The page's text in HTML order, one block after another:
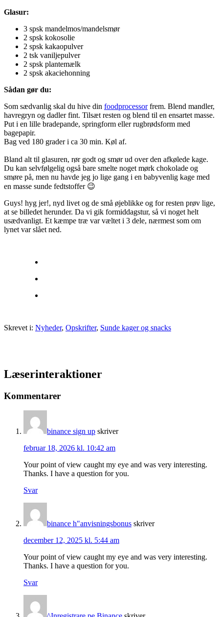
Glasur:
3 spsk mandelmos/mandelsmør
2 spsk kokosolie
2 spsk kakaopulver
2 tsk vaniljepulver
2 spsk plantemælk
2 spsk akaciehonning
Sådan gør du:
Som sædvanlig skal du hive din foodprocessorfrem. Blend mandler,
havregryn og dadler fint. Tilsæt resten og blend til en ensartet masse.
Put i en lille bradepande, springform eller rugbrødsform med
bagepapir.
Bag ved 180 grader i ca 30 min. Køl af.
Bland alt til glasuren, rør godt og smør ud over den afkølede kage.
Du kan selvfølgelig også bare smelte noget mørk chokolade og
smøre på, men nu havde jeg jo lige gang i en babyvenlig kage med
en masse sunde fedtstoffer 😉
Guys! hyg jer!, nyd livet og de små øjeblikke og for resten prøv lige,
at se billedet herunder. Da vi gik formiddagstur, så vi noget helt
usædvanligt. Et kæmpe træ var væltet i 3 dele, nærmest som om
lynet var slået ned.
Skrevet i: Nyheder, Opskrifter, Sunde kager og snacks
Læserinteraktioner
Kommentarer
binance sign up skriver
februar 18, 2026 kl. 10:42 am
Your point of view caught my eye and was very interesting.
Thanks. I have a question for you.
Svar
binance h"anvisningsbonus skriver
december 12, 2025 kl. 5:44 am
Your point of view caught my eye and was very interesting.
Thanks. I have a question for you.
Svar